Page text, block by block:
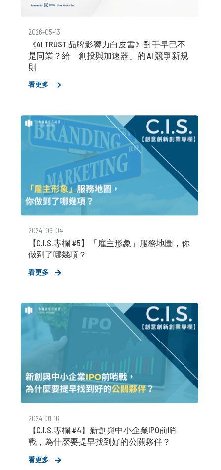
2026-05-13
《AI TRUST 品牌影響力白皮書》對手早已不
是同業？給「創投與加速器」的 AI 競爭新規
則
看更多
2024-06-04
【C.I.S.專欄 #5】「雇主形象」服務地圖，你
做到了哪幾項？
看更多
2024-01-16
【C.I.S.專欄 #4】新創與中小企業IPO前哨
戰，為什麼要提早找到好的公關夥伴？
看更多